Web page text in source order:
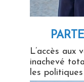
L’accès aux
inachevé
les